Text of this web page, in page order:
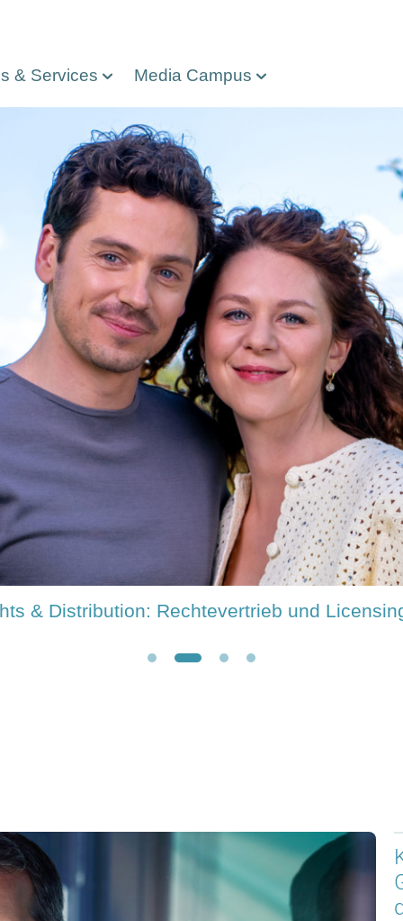
& Services Media Campus
Show": Primetime-Unterhaltung von